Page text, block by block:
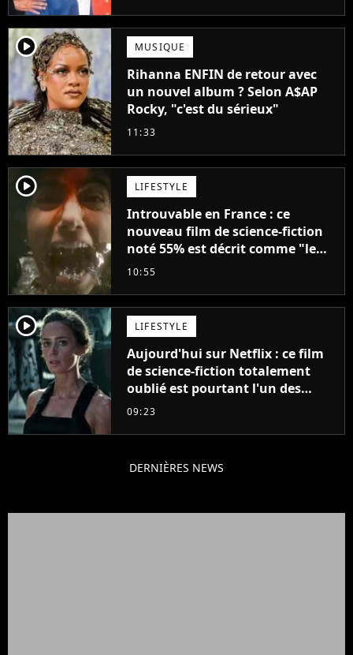
player2 MUSIQUE
Rihanna ENFIN de retour avec
un nouvel album ? Selon A$AP
Rocky, "c'est du sérieux"
11:33
player2 LIFESTYLE
Introuvable en France : ce
nouveau film de science-fiction
noté 55% est décrit comme "le
plus stupide de l'année"
10:55
player2 LIFESTYLE
Aujourd'hui sur Netflix : ce film
de science-fiction totalement
oublié est pourtant l'un des
meilleurs des années 2010
09:23
DERNIÈRES NEWS